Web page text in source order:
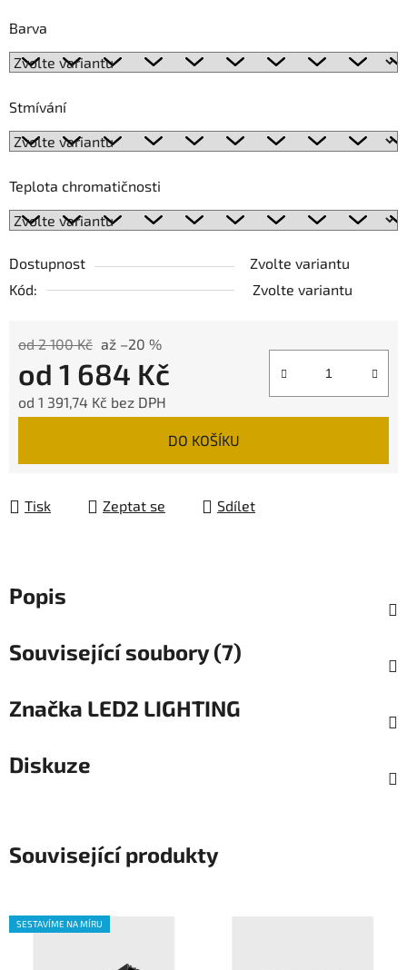
Barva
Stmívání
Teplota chromatičnosti
Dostupnost
Zvolte variantu
Kód:
Zvolte variantu
od 2 100 Kč až –20 %
od 1 684 Kč
od 1 391,74 Kč bez DPH
DO KOŠÍKU
Tisk Zeptat se Sdílet
Popis
Související soubory (7)
Značka LED2 LIGHTING
Diskuze
Související produkty
SESTAVÍME NA MÍRU